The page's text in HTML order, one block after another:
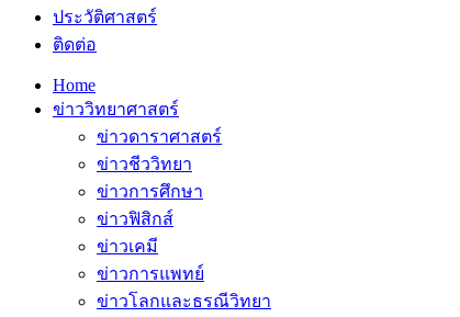
ประวัติศาสตร์
ติดต่อ
Home
ข่าววิทยาศาสตร์
ข่าวดาราศาสตร์
ข่าวชีววิทยา
ข่าวการศึกษา
ข่าวฟิสิกส์
ข่าวเคมี
ข่าวการแพทย์
ข่าวโลกและธรณีวิทยา